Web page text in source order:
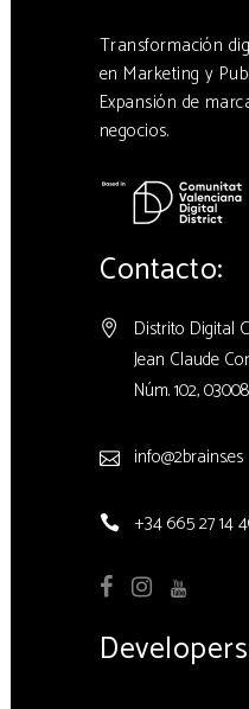
Transformación
en Marketing y
Expansión de
negocios.
Contacto:
Distrito Digital
Jean Claude
Núm. 102,
info@2brains.es
+34 665 27 14